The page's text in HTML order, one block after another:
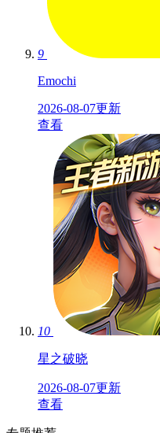
9
Emochi
2026-08-07更新
查看
10
星之破晓
2026-08-07更新
查看